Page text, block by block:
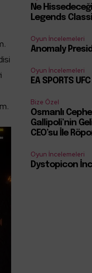
Ne
Legends
Oyun İncelemeleri
Anomaly
Oyun İncelemeleri
EA SPORTS
Bize Özel
Osmanlı
Gallipoli’nin
CEO’su İle
Oyun İncelemeleri
Dystopicon